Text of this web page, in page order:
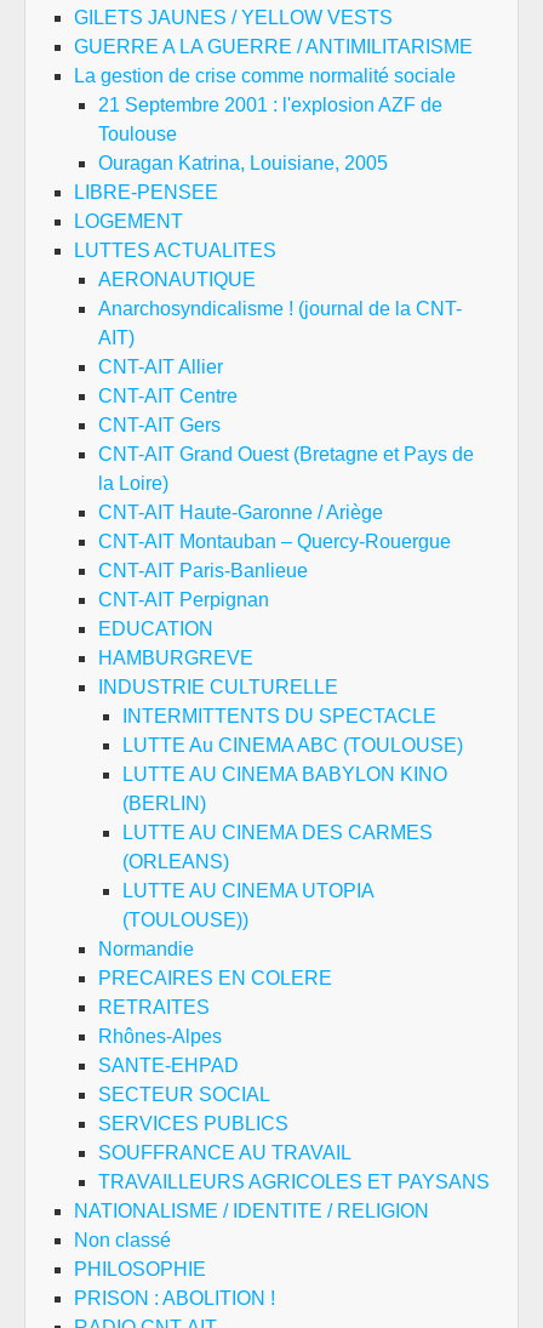
GILETS JAUNES / YELLOW VESTS
GUERRE A LA GUERRE / ANTIMILITARISME
La gestion de crise comme normalité sociale
21 Septembre 2001 : l'explosion AZF de
Toulouse
Ouragan Katrina, Louisiane, 2005
LIBRE-PENSEE
LOGEMENT
LUTTES ACTUALITES
AERONAUTIQUE
Anarchosyndicalisme ! (journal de la CNT-
AIT)
CNT-AIT Allier
CNT-AIT Centre
CNT-AIT Gers
CNT-AIT Grand Ouest (Bretagne et Pays de
la Loire)
CNT-AIT Haute-Garonne / Ariège
CNT-AIT Montauban – Quercy-Rouergue
CNT-AIT Paris-Banlieue
CNT-AIT Perpignan
EDUCATION
HAMBURGREVE
INDUSTRIE CULTURELLE
INTERMITTENTS DU SPECTACLE
LUTTE Au CINEMA ABC (TOULOUSE)
LUTTE AU CINEMA BABYLON KINO
(BERLIN)
LUTTE AU CINEMA DES CARMES
(ORLEANS)
LUTTE AU CINEMA UTOPIA
(TOULOUSE))
Normandie
PRECAIRES EN COLERE
RETRAITES
Rhônes-Alpes
SANTE-EHPAD
SECTEUR SOCIAL
SERVICES PUBLICS
SOUFFRANCE AU TRAVAIL
TRAVAILLEURS AGRICOLES ET PAYSANS
NATIONALISME / IDENTITE / RELIGION
Non classé
PHILOSOPHIE
PRISON : ABOLITION !